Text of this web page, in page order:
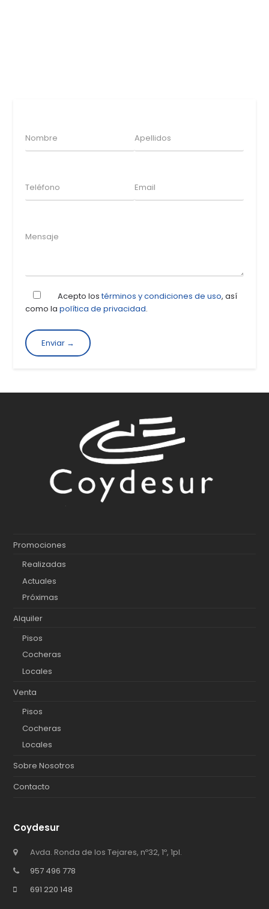
Acepto lostérminos y condiciones de uso, así
como lapolítica de privacidad.
Promociones
Realizadas
Actuales
Próximas
Alquiler
Pisos
Cocheras
Locales
Venta
Pisos
Cocheras
Locales
Sobre Nosotros
Contacto
Coydesur
Avda. Ronda de los Tejares, nº32, 1º, 1pl.
957 496 778
691 220 148